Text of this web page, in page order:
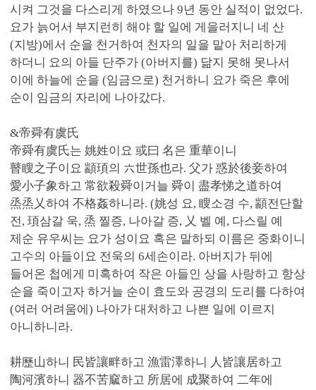
시켜 그것을 다스리게 하였으나 9년 동안 실적이 없었다.
요가 늙어서 부지런히 해야 할 일에 게을러지니 네 산
(지방)에서 순을 천거하여 천자의 일을 맡아 처리하게
하더니 요의 아들 단주가 (아버지를) 닮지 못해 못나서
이에 하늘에 순을 (임금으로) 천거하니 요가 죽은 후에
순이 임금의 자리에 나아갔다.
&帝舜有虞氏
帝舜有虞氏는 姚姓이요 或曰 名은 重華이니
瞽瞍之子이요 顓頊의 六世孫也라. 父가 惑於後妾하여
愛小子象하고 常欲殺舜이거늘 舜이 盡孝悌之道하여
烝烝乂하여 不格姦하니라. (姚성 요, 瞍소경 수, 顓전단할
전, 頊삼갈 욱, 烝 찔증, 나아갈 증, 乂 벨 예, 다스릴 예
제순 유우씨는 요가 성이요 혹은 말하되 이름은 중화이니
고수의 아들이요 전욱의 6세손이라. 아버지가 뒤에
들어온 첩에게 미혹하여 작은 아들인 상을 사랑하고 항상
순을 죽이고자 하거늘 순이 효도와 공경의 도리를 다하여
(여러 어려움에) 나아가 대처하고 나쁜 일에 이르지
아니하니라.
耕歷山하니 民皆讓畔하고 漁雷澤하니 人皆讓居하고
陶河濱하니 器不苦窳하고 所居에 成聚하여 二年에